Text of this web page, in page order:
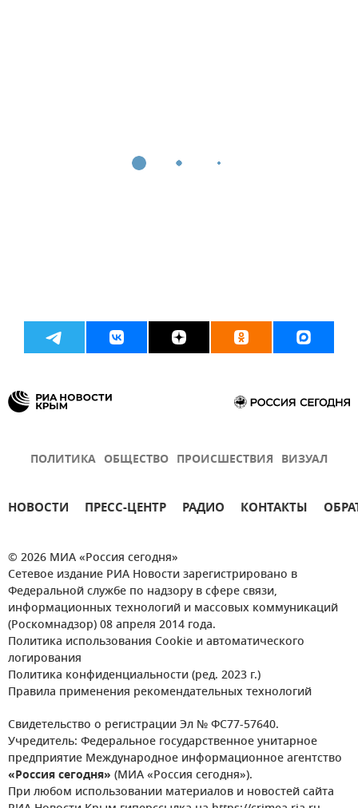
ПОЛИТИКА ОБЩЕСТВО ПРОИСШЕСТВИЯ ВИЗУАЛ
НОВОСТИ ПРЕСС-ЦЕНТР РАДИО КОНТАКТЫ
© 2026 МИА «Россия сегодня»
Сетевое издание РИА Новости зарегистрировано в
Федеральной службе по надзору в сфере связи,
информационных технологий и массовых коммуникаций
(Роскомнадзор) 08 апреля 2014 года.
Политика использования Cookie и автоматического
логирования
Политика конфиденциальности (ред. 2023 г.)
Правила применения рекомендательных технологий
Свидетельство о регистрации Эл № ФС77-57640.
Учредитель: Федеральное государственное унитарное
предприятие Международное информационное агентство
«Россия сегодня» (МИА «Россия сегодня»).
При любом использовании материалов и новостей сайта